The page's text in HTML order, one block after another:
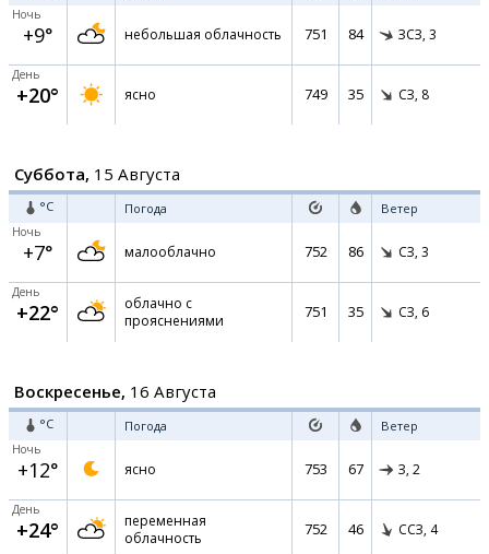
Ночь
+9° небольшая облачность 751 84 ЗСЗ, 3
День
+20° ясно 749 35 СЗ, 8
Суббота, 15 Августа
°C Погода Ветер
Ночь
+7° малооблачно 752 86 СЗ, 3
День
+22°
облачно с
прояснениями
751 35 СЗ, 6
Воскресенье, 16 Августа
°C Погода Ветер
Ночь
+12° ясно 753 67 З, 2
День
+24°
переменная
облачность
752 46 ССЗ, 4